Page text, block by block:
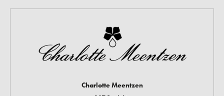
Charlotte Meentzen